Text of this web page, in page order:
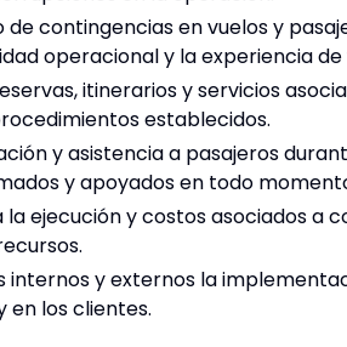
contingencias en vuelos y
operacional y la experiencia de
itinerarios y servicios
establecidos.
y asistencia a pasajeros
y apoyados en todo
la ejecución y costos asociados a
internos y externos la
los clientes.